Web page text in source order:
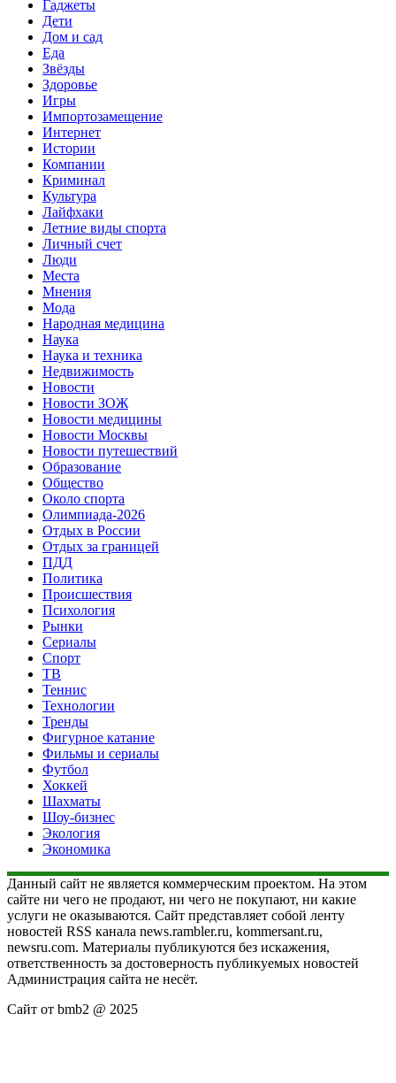
Гаджеты
Дети
Дом и сад
Еда
Звёзды
Здоровье
Игры
Импортозамещение
Интернет
Истории
Компании
Криминал
Культура
Лайфхаки
Летние виды спорта
Личный счет
Люди
Места
Мнения
Мода
Народная медицина
Наука
Наука и техника
Недвижимость
Новости
Новости ЗОЖ
Новости медицины
Новости Москвы
Новости путешествий
Образование
Общество
Около спорта
Олимпиада-2026
Отдых в России
Отдых за границей
ПДД
Политика
Происшествия
Психология
Рынки
Сериалы
Спорт
ТВ
Теннис
Технологии
Тренды
Фигурное катание
Фильмы и сериалы
Футбол
Хоккей
Шахматы
Шоу-бизнес
Экология
Экономика
Данный сайт не является коммерческим проектом. На этом
сайте ни чего не продают, ни чего не покупают, ни какие
услуги не оказываются. Сайт представляет собой ленту
новостей RSS канала news.rambler.ru, kommersant.ru,
newsru.com. Материалы публикуются без искажения,
ответственность за достоверность публикуемых новостей
Администрация сайта не несёт.
Сайт от bmb2 @ 2025